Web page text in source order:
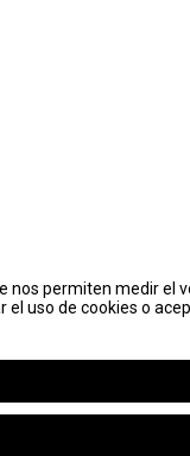
permiten medir el
uso de cookies o